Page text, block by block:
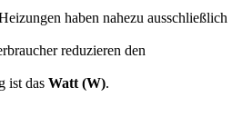
haben nahezu ausschließlich
reduzieren den
ist das Watt (W).